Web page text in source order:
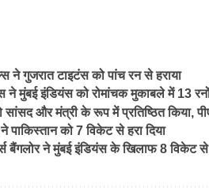
गुजरात टाइटंस को पांच रन से हराया
मुंबई इंडियंस को रोमांचक मुकाबले में 13 रनों
और मंत्री के रूप में प्रतिष्ठित किया,
को 7 विकेट से हरा दिया
ने मुंबई इंडियंस के खिलाफ 8 विकेट